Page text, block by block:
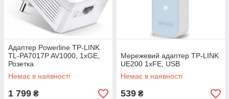
Адаптер Powerline TP-LINK
TL-PA7017P AV1000, 1xGE,
Розетка
Немає в наявності
1 799 ₴
Мережевий адаптер TP-LINK
UE200 1xFE, USB
Немає в наявності
539 ₴